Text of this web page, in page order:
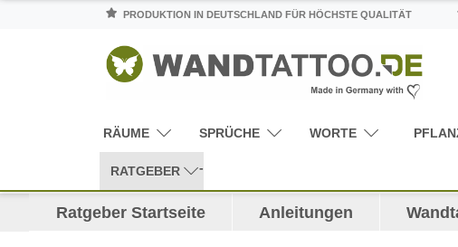
PRODUKTION IN DEUTSCHLAND FÜR HÖCHSTE QUALITÄT
RÄUME SPRÜCHE WORTE
RATGEBER
Ratgeber Startseite Anleitungen